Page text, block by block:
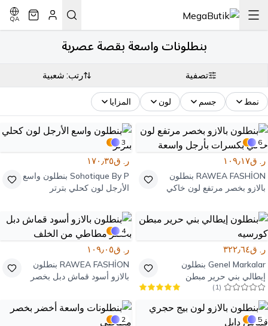
QA
بنطلونات واسعة بقصة عصرية
تصفية رتب: شعبية
نمط جسم لون المزايا
6
ر. ق١٠٩٫١٧
RAWEA FASHİON بنطلون
بالازو بخصر مرتفع لون خاكي
3
ر. ق١٧٠٫٣٥
Sohotique By P بنطلون واسع
الأرجل لون كحلي بترتر
ر. ق٣٢٢٫٦٤
Genel Markalar بنطلون
إيطالي بني حرير مبطن
كورسيه
(
1
)
4
ر. ق١٠٩٫٠٥
RAWEA FASHİON بنطلون
بالازو أسود قماش دبل بخصر
5
2